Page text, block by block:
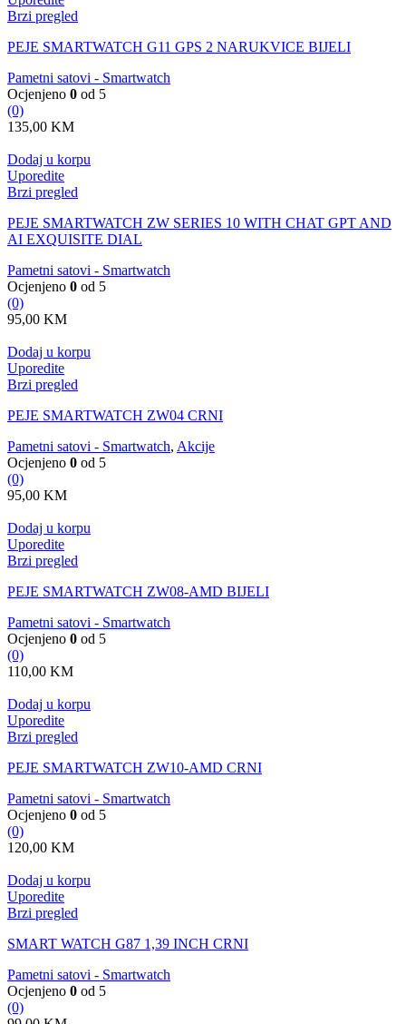
Brzi pregled
PEJE SMARTWATCH G11 GPS 2 NARUKVICE BIJELI
Pametni satovi - Smartwatch
Ocjenjeno 0 od 5
(0)
135,00 KM
Dodaj u korpu
Uporedite
Brzi pregled
PEJE SMARTWATCH ZW SERIES 10 WITH CHAT GPT AND
AI EXQUISITE DIAL
Pametni satovi - Smartwatch
Ocjenjeno 0 od 5
(0)
95,00 KM
Dodaj u korpu
Uporedite
Brzi pregled
PEJE SMARTWATCH ZW04 CRNI
Pametni satovi - Smartwatch, Akcije
Ocjenjeno 0 od 5
(0)
95,00 KM
Dodaj u korpu
Uporedite
Brzi pregled
PEJE SMARTWATCH ZW08-AMD BIJELI
Pametni satovi - Smartwatch
Ocjenjeno 0 od 5
(0)
110,00 KM
Dodaj u korpu
Uporedite
Brzi pregled
PEJE SMARTWATCH ZW10-AMD CRNI
Pametni satovi - Smartwatch
Ocjenjeno 0 od 5
(0)
120,00 KM
Dodaj u korpu
Uporedite
Brzi pregled
SMART WATCH G87 1,39 INCH CRNI
Pametni satovi - Smartwatch
Ocjenjeno 0 od 5
(0)